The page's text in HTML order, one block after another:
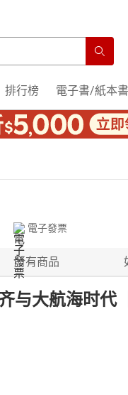
排行榜 電子書/紙本書
電子發票
所有商品
与大航海时代